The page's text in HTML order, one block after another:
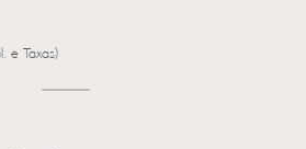
e Taxas)